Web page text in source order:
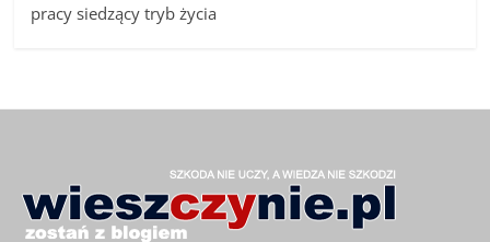
pracy siedzący tryb życia